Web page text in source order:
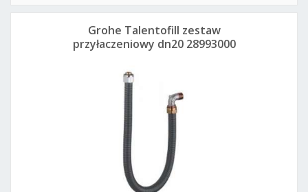
Grohe Talentofill zestaw
przyłaczeniowy dn20 28993000